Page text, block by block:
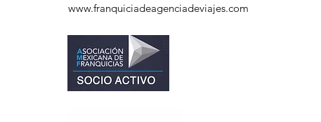
www.franquiciadeagenciadeviajes.com